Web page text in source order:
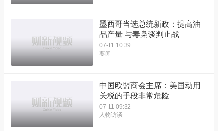
墨西哥当选总统新政：提高油
品产量 与毒枭谈判止战
07-11 10:39
要闻
中国欧盟商会主席：美国动用
关税的手段非常危险
07-11 09:32
人物访谈